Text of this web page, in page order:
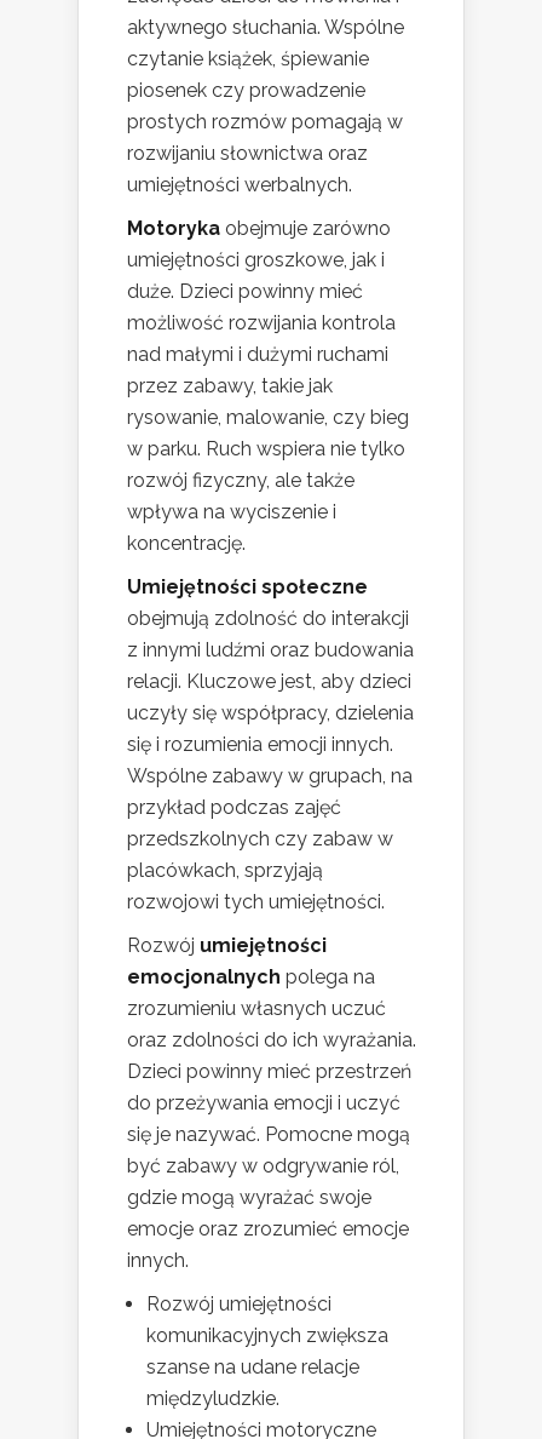
aktywnego słuchania. Wspólne
czytanie książek, śpiewanie
piosenek czy prowadzenie
prostych rozmów pomagają w
rozwijaniu słownictwa oraz
umiejętności werbalnych.
Motoryka obejmuje zarówno
umiejętności groszkowe, jak i
duże. Dzieci powinny mieć
możliwość rozwijania kontrola
nad małymi i dużymi ruchami
przez zabawy, takie jak
rysowanie, malowanie, czy bieg
w parku. Ruch wspiera nie tylko
rozwój fizyczny, ale także
wpływa na wyciszenie i
koncentrację.
Umiejętności społeczne
obejmują zdolność do interakcji
z innymi ludźmi oraz budowania
relacji. Kluczowe jest, aby dzieci
uczyły się współpracy, dzielenia
się i rozumienia emocji innych.
Wspólne zabawy w grupach, na
przykład podczas zajęć
przedszkolnych czy zabaw w
placówkach, sprzyjają
rozwojowi tych umiejętności.
Rozwój umiejętności
emocjonalnych polega na
zrozumieniu własnych uczuć
oraz zdolności do ich wyrażania.
Dzieci powinny mieć przestrzeń
do przeżywania emocji i uczyć
się je nazywać. Pomocne mogą
być zabawy w odgrywanie ról,
gdzie mogą wyrażać swoje
emocje oraz zrozumieć emocje
innych.
Rozwój umiejętności
komunikacyjnych zwiększa
szanse na udane relacje
międzyludzkie.
Umiejętności motoryczne